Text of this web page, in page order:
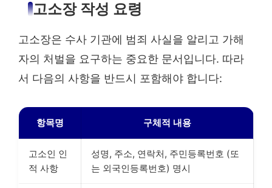
고소장 작성 요령
고소장은 수사 기관에 범죄 사실을 알리고 가해
자의 처벌을 요구하는 중요한 문서입니다. 따라
서 다음의 사항을 반드시 포함해야 합니다:
항목명 구체적 내용
고소인 인
적 사항
성명, 주소, 연락처, 주민등록번호 (또
는 외국인등록번호) 명시